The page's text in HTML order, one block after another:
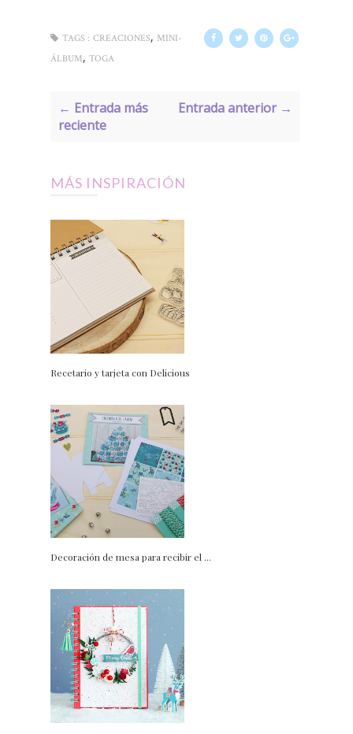
TAGS : CREACIONES, MINI-
ÁLBUM, TOGA
← Entrada más
reciente
Entrada anterior →
MÁS INSPIRACIÓN
Recetario y tarjeta con Delicious
Decoración de mesa para recibir el ...